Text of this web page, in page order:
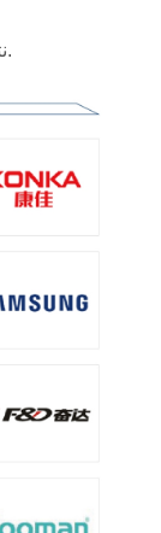
نتقدم بخالص الشكر لعملائنا على ثقتهم ودعمهم.